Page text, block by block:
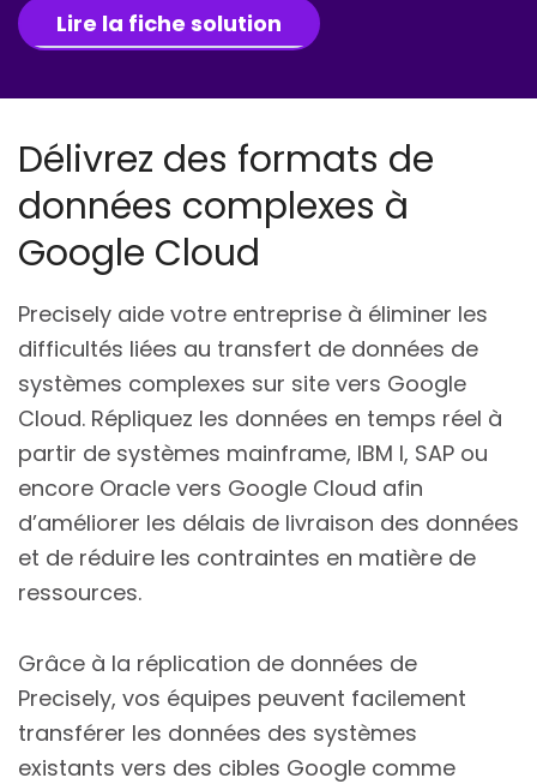
Lire la fiche solution
Délivrez des formats de
données complexes à
Google Cloud
Precisely aide votre entreprise à éliminer les
difficultés liées au transfert de données de
systèmes complexes sur site vers Google
Cloud. Répliquez les données en temps réel à
partir de systèmes mainframe, IBM I, SAP ou
encore Oracle vers Google Cloud afin
d’améliorer les délais de livraison des données
et de réduire les contraintes en matière de
ressources.
Grâce à la réplication de données de
Precisely, vos équipes peuvent facilement
transférer les données des systèmes
existants vers des cibles Google comme